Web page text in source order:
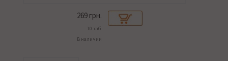
269 грн.
10 таб.
В наличии